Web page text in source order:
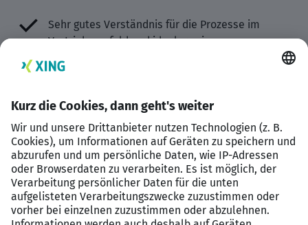
Sehr gutes Verständnis für die Prozesse im
Vertriebsumfeld und idealerweise
Grundkenntnisse in ABAP wie Code lesen oder
debuggen
Sicheres Auftreten sowie eine zielorientierte,
einsatzbereite und teamorientierte Arbeitsweise
Fließende Deutsch- und gute Englischkenntnisse
in Wort und Schrift für die Arbeit im
internationalen Team